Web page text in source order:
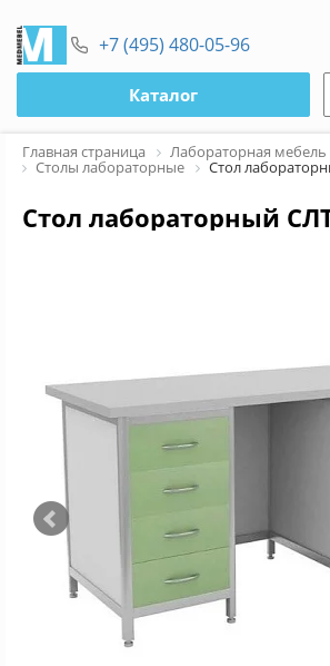
+7 (495) 480-05-96
Каталог
Главная страница Лабораторная мебель
Столы лабораторные Стол
Стол лабораторный